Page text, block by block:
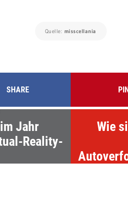
Quelle: misscellania
SHARE
Jahr
Reality-
Wie